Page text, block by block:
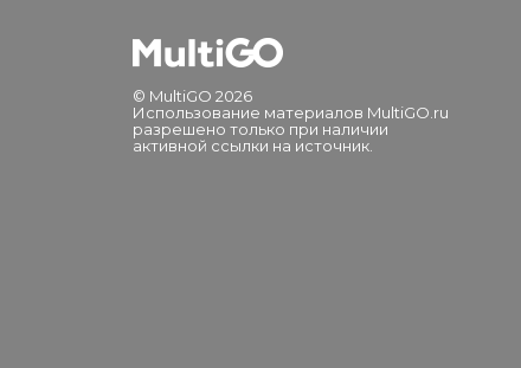
© MultiGO 2026
Использование материалов MultiGO.ru
разрешено только при наличии
активной ссылки на источник.